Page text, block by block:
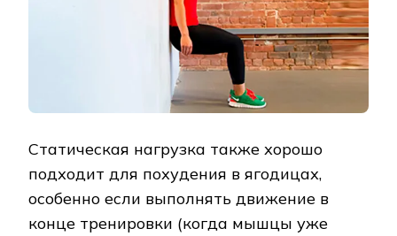
Статическая нагрузка также хорошо
подходит для похудения в ягодицах,
особенно если выполнять движение в
конце тренировки (когда мышцы уже